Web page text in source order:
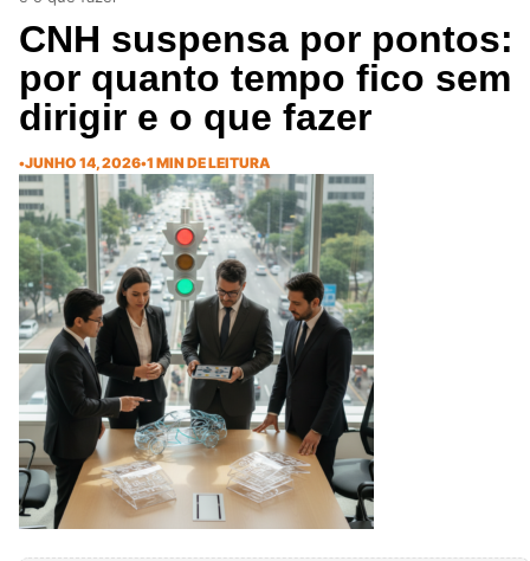
CNH suspensa por pontos:
por quanto tempo fico sem
dirigir e o que fazer
•JUNHO 14, 2026•1 MIN DE LEITURA